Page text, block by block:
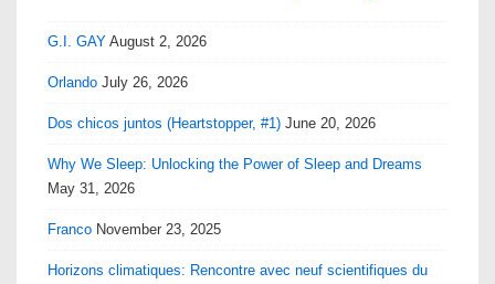
G.I. GAY August 2, 2026
Orlando July 26, 2026
Dos chicos juntos (Heartstopper, #1) June 20, 2026
Why We Sleep: Unlocking the Power of Sleep and Dreams
May 31, 2026
Franco November 23, 2025
Horizons climatiques: Rencontre avec neuf scientifiques du